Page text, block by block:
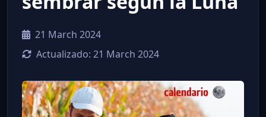
21 March 2024
Actualizado: 21 March 2024